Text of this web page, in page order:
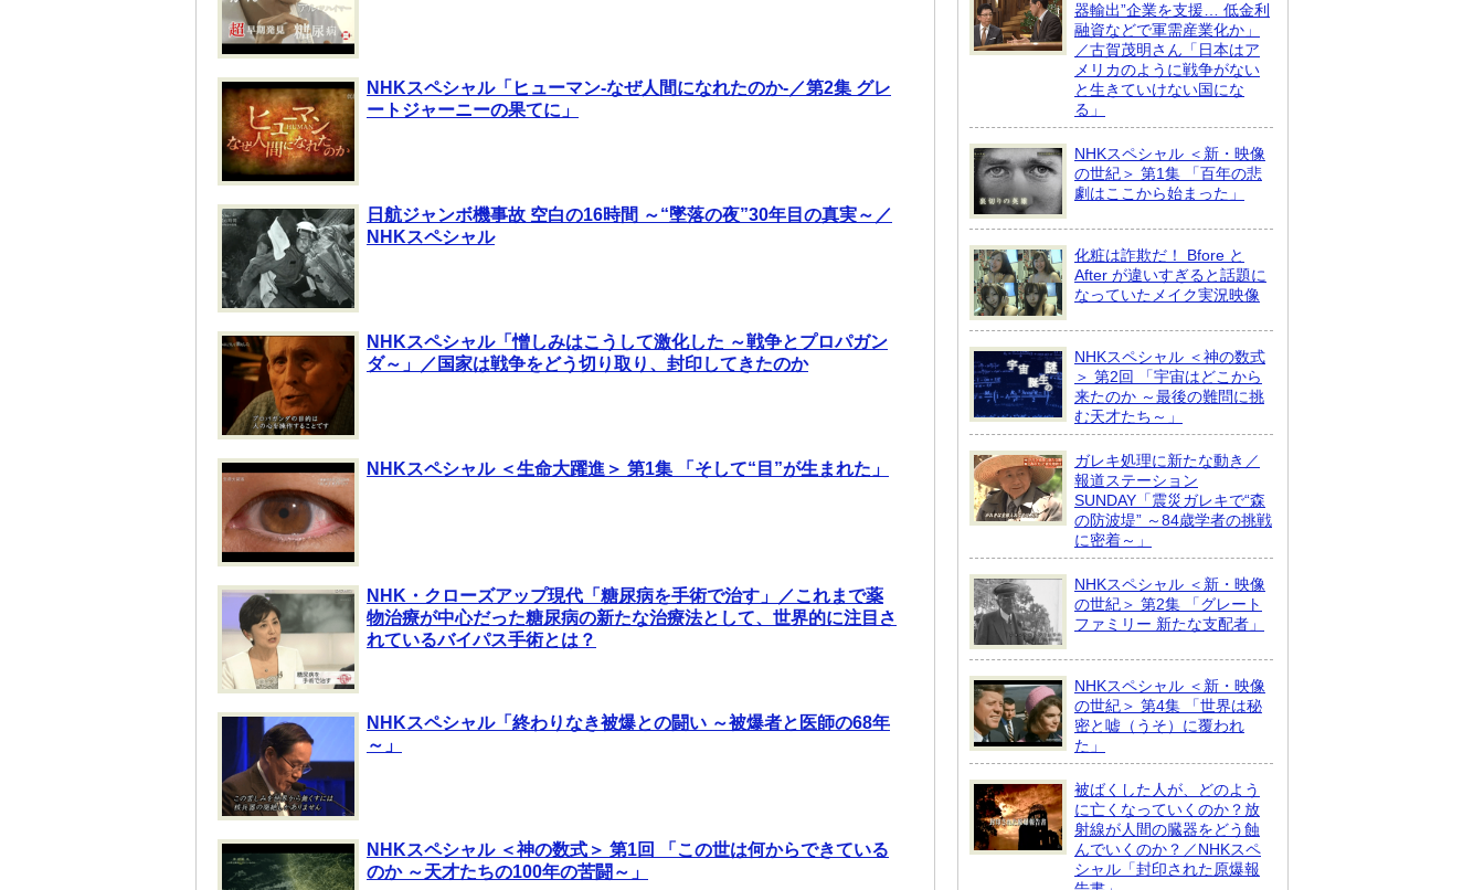
NHKスペシャル「ヒューマン-なぜ人間になれたのか-／第2集 グレ
ートジャーニーの果てに」
日航ジャンボ機事故 空白の16時間 ～“墜落の夜”30年目の真実～／
NHKスペシャル
NHKスペシャル「憎しみはこうして激化した ～戦争とプロパガン
ダ～」／国家は戦争をどう切り取り、封印してきたのか
NHKスペシャル ＜生命大躍進＞ 第1集 「そして“目”が生まれた」
NHK・クローズアップ現代「糖尿病を手術で治す」／これまで薬
物治療が中心だった糖尿病の新たな治療法として、世界的に注目さ
れているバイパス手術とは？
NHKスペシャル「終わりなき被爆との闘い ～被爆者と医師の68年
～」
NHKスペシャル ＜神の数式＞ 第1回 「この世は何からできている
のか ～天才たちの100年の苦闘～」
器輸出”企業を支援… 低金利
融資などで軍需産業化か」
／古賀茂明さん「日本はア
メリカのように戦争がない
と生きていけない国にな
る」
NHKスペシャル ＜新・映像
の世紀＞ 第1集 「百年の悲
劇はここから始まった」
化粧は詐欺だ！ Bfore と
After が違いすぎると話題に
なっていたメイク実況映像
NHKスペシャル ＜神の数式
＞ 第2回 「宇宙はどこから
来たのか ～最後の難問に挑
む天才たち～」
ガレキ処理に新たな動き／
報道ステーション
SUNDAY「震災ガレキで“森
の防波堤” ～84歳学者の挑戦
に密着～」
NHKスペシャル ＜新・映像
の世紀＞ 第2集 「グレート
ファミリー 新たな支配者」
NHKスペシャル ＜新・映像
の世紀＞ 第4集 「世界は秘
密と嘘（うそ）に覆われ
た」
被ばくした人が、どのよう
に亡くなっていくのか？放
射線が人間の臓器をどう蝕
んでいくのか？／NHKスペ
シャル「封印された原爆報